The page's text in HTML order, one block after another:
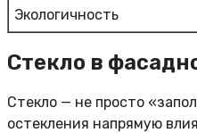
Экологичность
Стекло в
Стекло — не просто
остекления напрямую